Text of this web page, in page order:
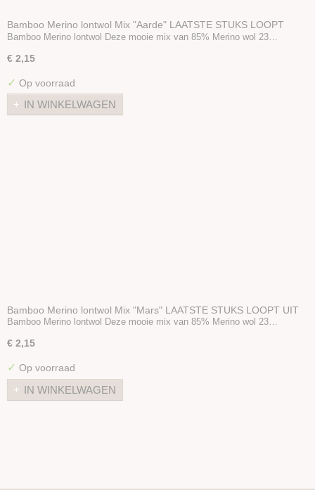
Bamboo Merino lontwol Mix "Aarde" LAATSTE STUKS LOOPT
UIT
Bamboo Merino lontwol Deze mooie mix van 85% Merino wol 23…
€ 2,15
✓ Op voorraad
IN WINKELWAGEN
Bamboo Merino lontwol Mix "Mars" LAATSTE STUKS LOOPT UIT
Bamboo Merino lontwol Deze mooie mix van 85% Merino wol 23…
€ 2,15
✓ Op voorraad
IN WINKELWAGEN